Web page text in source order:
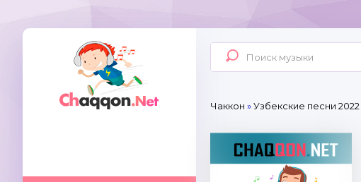
Чаккон »Узбекские песни 2022